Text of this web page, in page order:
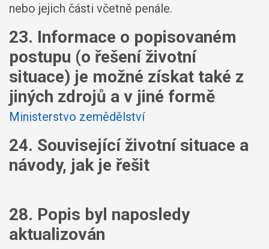
nebo jejich části včetně penále.
23. Informace o popisovaném
postupu (o řešení životní
situace) je možné získat také z
jiných zdrojů a v jiné formě
Ministerstvo zemědělství
24. Související životní situace a
návody, jak je řešit
28. Popis byl naposledy
aktualizován